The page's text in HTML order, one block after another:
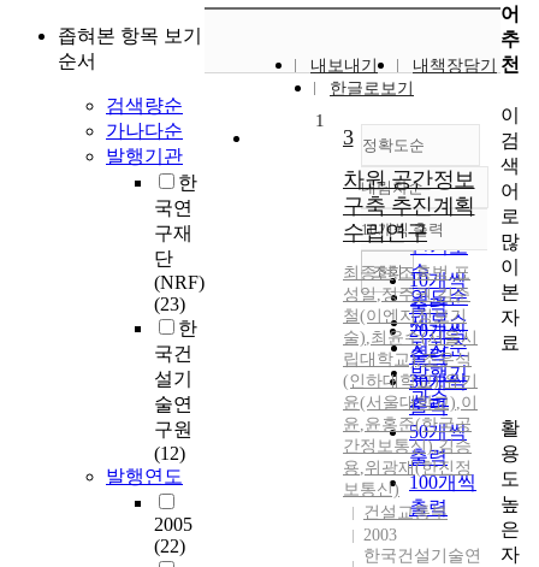
좁혀본 항목 보기
순서
검색량순
가나다순
발행기관
한
국연
구재
단
(NRF)
(23)
한
국건
설기
술연
구원
(12)
발행연도
2005
(22)
내보내기
내책장담기
한글로보기
정확도순
정확도
순
인기도
순
연도순
제목순
저자순
발행기
관순
내림차순
내림차순
10개씩 출력
10개씩
출력
20개씩
출력
30개씩
출력
50개씩
출력
100개씩
출력
조회
1
3
차원 공간정보
구축 추진계획
수립연구
최종현,조홍범 ,표
성일,정주권,김준
철(이엔지정보기
술),최윤수(서울시
립대학교),조우석
(인하대학교),유기
윤(서울대학교),이
윤,윤홍준(한국공
간정보통신),김승
용,위광재(한진정
보통신)
건설교통부
2003
한국건설기술연
어
추
천
이
검
색
어
로
많
이
본
자
료
활
용
도
높
은
자